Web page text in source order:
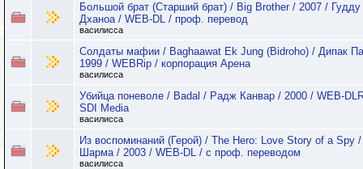
Большой брат (Старший брат) / Big Brother / 2007 / Гудду
Дханоа / WEB-DL / проф. перевод
василисса
Солдаты мафии / Baghaawat Ek Jung (Bidroho) / Дипак
1999 / WEBRip / корпорация Арена
василисса
Убийца поневоле / Badal / Радж Канвар / 2000 / WEB-
SDI Media
василисса
Из воспоминаний (Герой) / The Hero: Love Story of a Spy
Шарма / 2003 / WEB-DL / с проф. переводом
василисса